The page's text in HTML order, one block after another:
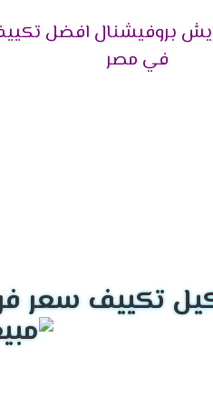
إلى توافر كوادر فنية بشرية
أخطاء.
فترة الضمان الملحقة مع
وكلاء شركة فريش إمكانية طلب
عملاء تكييفات فريش بكونها
الشكاوى والمقترحات بصدر رحب.
إلى التعاون القائم بين ممثلي
بروفيشنال افضل
في مصر